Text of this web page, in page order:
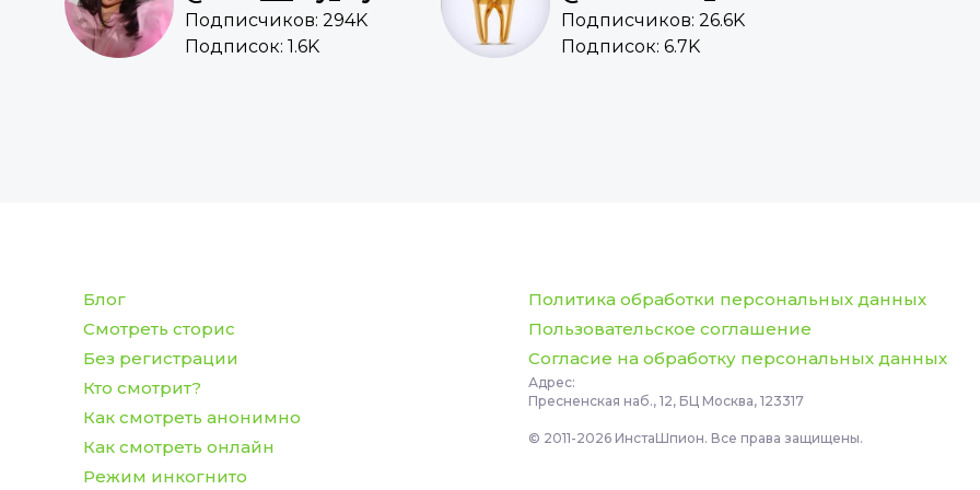
Подписчиков: 294K
Подписок: 1.6K
Подписчиков: 26.6K
Подписок: 6.7K
Блог
Смотреть сторис
Без регистрации
Кто смотрит?
Как смотреть анонимно
Как смотреть онлайн
Режим инкогнито
Политика обработки персональных данных
Пользовательское соглашение
Согласие на обработку персональных данных
Адрес:
Пресненская наб., 12, БЦ Москва, 123317
© 2011-2026 ИнстаШпион. Все права защищены.